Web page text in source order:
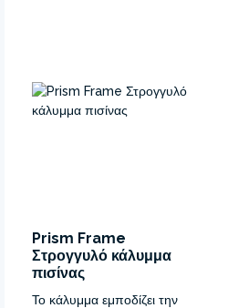
Prism Frame
Στρογγυλό κάλυμμα
πισίνας
Το κάλυμμα εμποδίζει την